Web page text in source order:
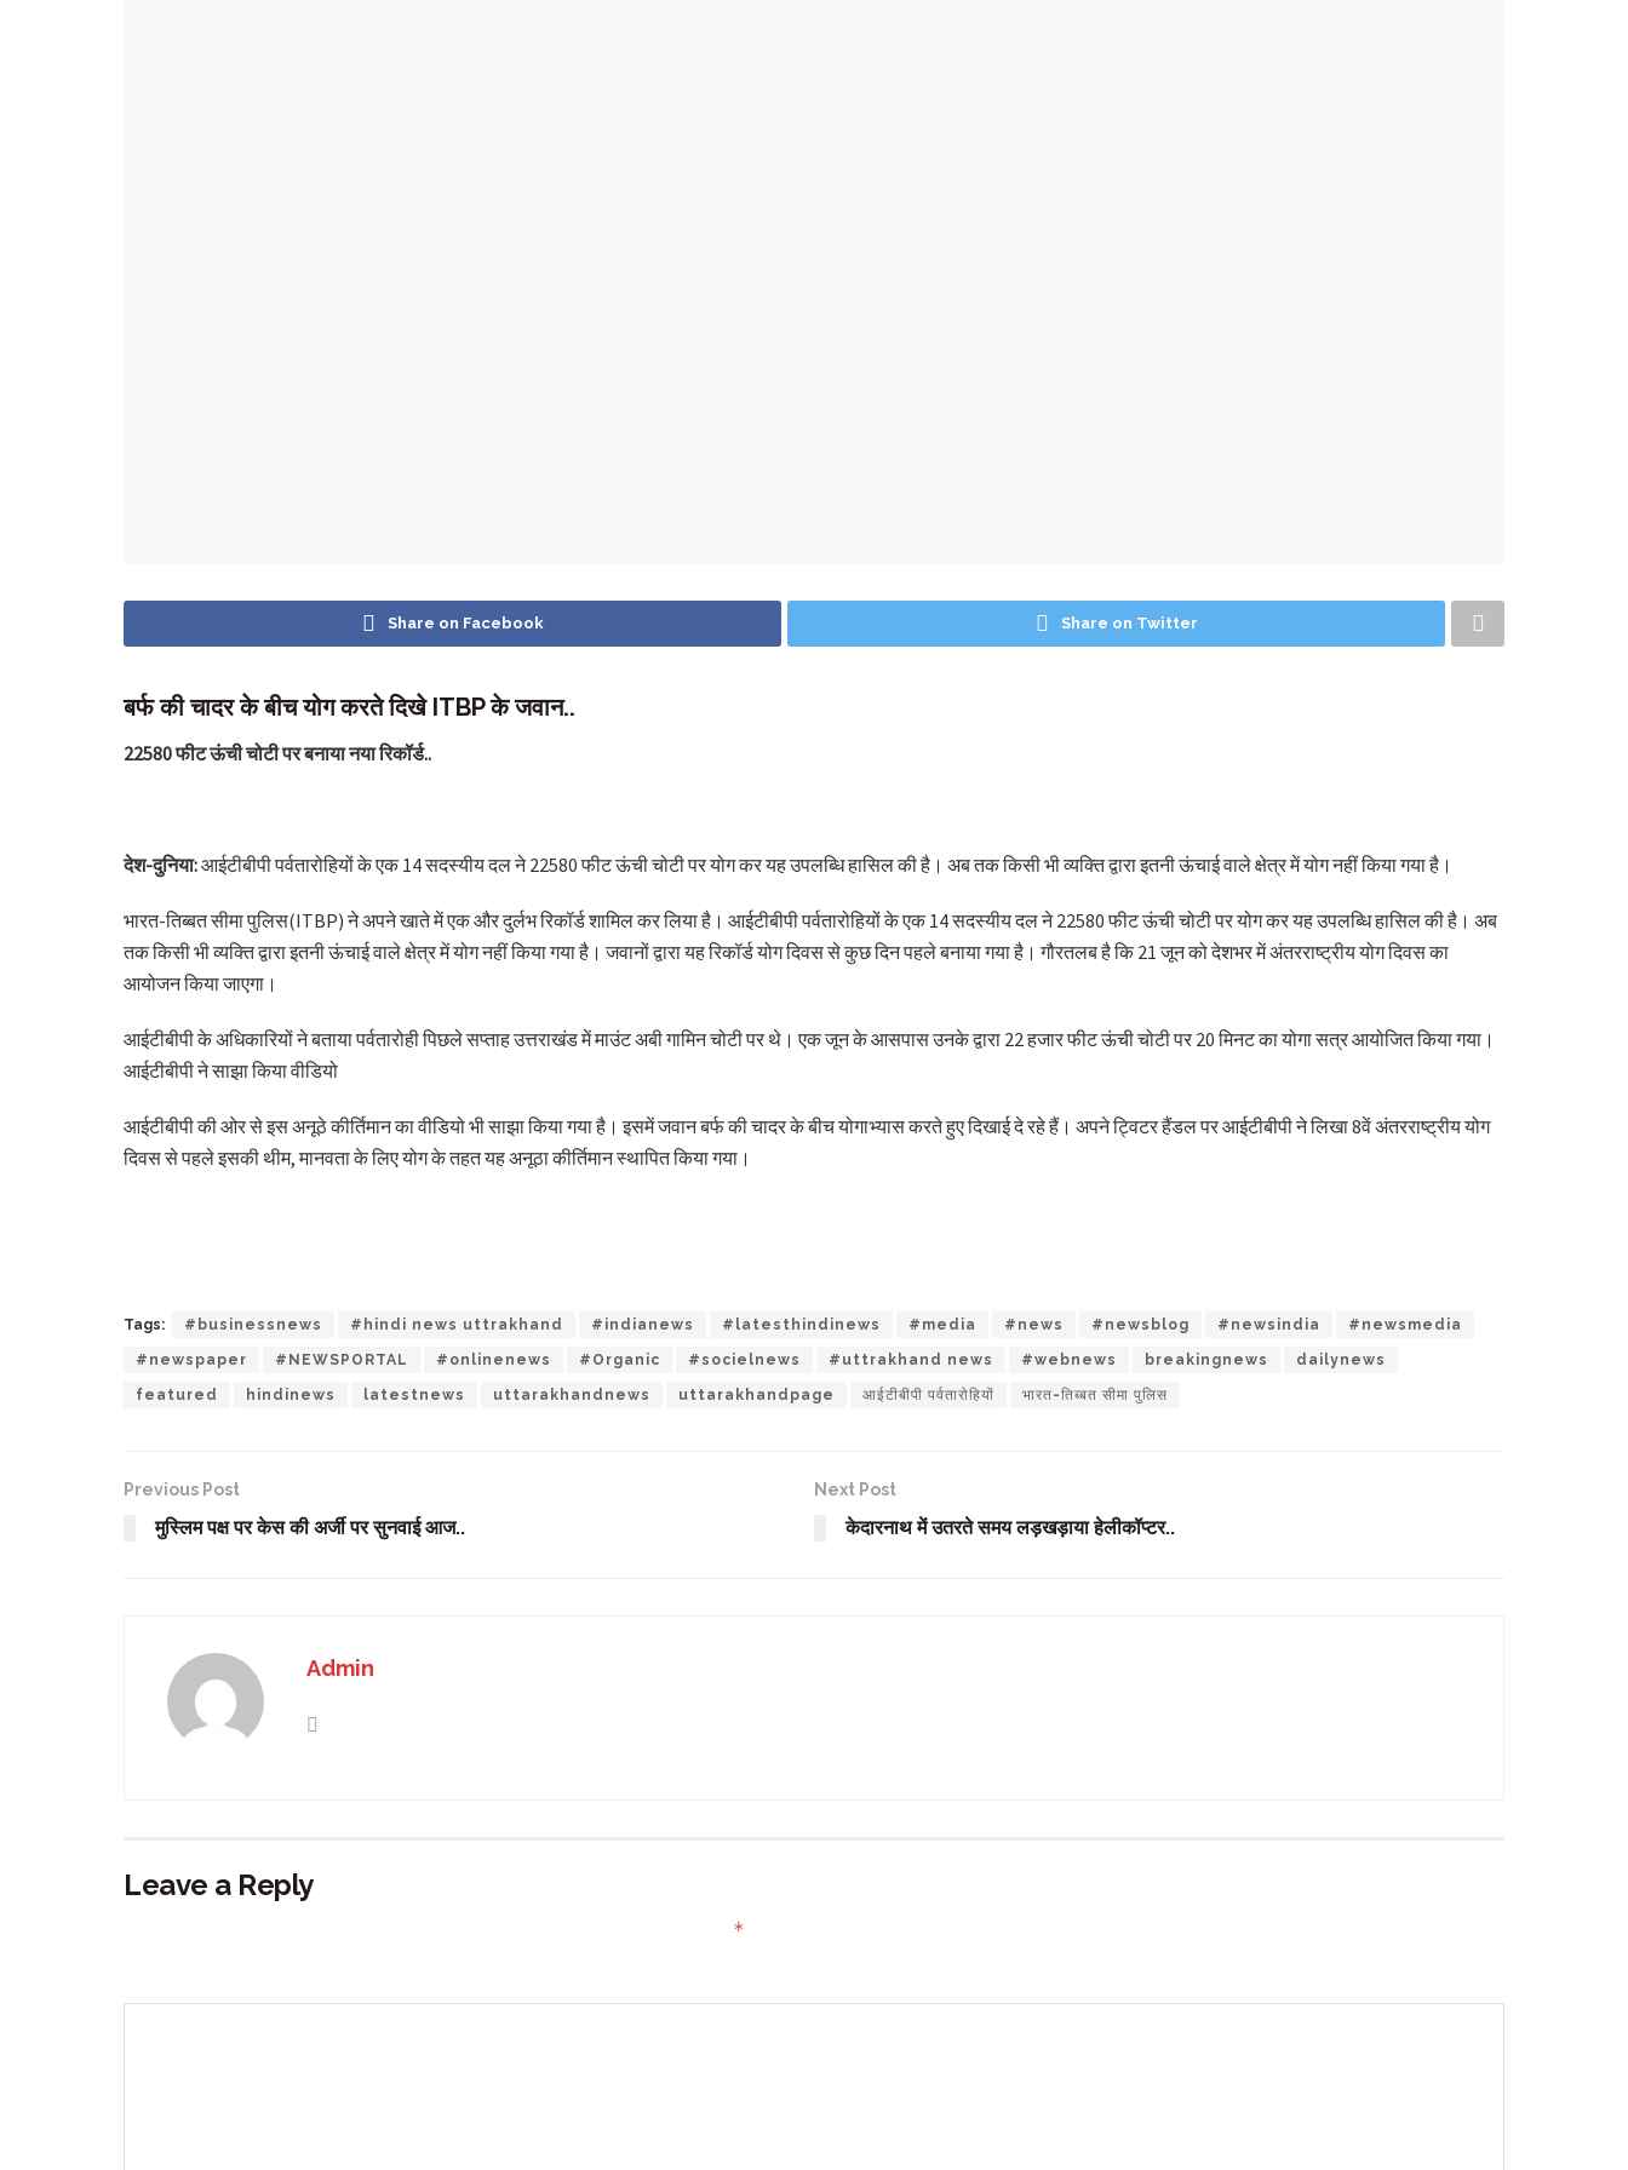
Share on Facebook Share on Twitter
बर्फ की चादर के बीच योग करते दिखे ITBP के जवान..
22580 फीट ऊंची चोटी पर बनाया नया रिकॉर्ड..
देश-दुनिया:आईटीबीपी पर्वतारोहियों के एक 14 सदस्यीय दल ने 22580 फीट ऊंची चोटी पर योग कर यह उपलब्धि हासिल की है। अब तक किसी भी व्यक्ति द्वारा इतनी ऊंचाई वाले क्षेत्र में योग नहीं किया गया है।
भारत-तिब्बत सीमा पुलिस(ITBP) ने अपने खाते में एक और दुर्लभ रिकॉर्ड शामिल कर लिया है। आईटीबीपी पर्वतारोहियों के एक 14 सदस्यीय दल ने 22580 फीट ऊंची चोटी पर योग कर यह उपलब्धि हासिल की है। अब
तक किसी भी व्यक्ति द्वारा इतनी ऊंचाई वाले क्षेत्र में योग नहीं किया गया है। जवानों द्वारा यह रिकॉर्ड योग दिवस से कुछ दिन पहले बनाया गया है। गौरतलब है कि 21 जून को देशभर में अंतरराष्ट्रीय योग दिवस का
आयोजन किया जाएगा।
आईटीबीपी के अधिकारियों ने बताया पर्वतारोही पिछले सप्ताह उत्तराखंड में माउंट अबी गामिन चोटी पर थे। एक जून के आसपास उनके द्वारा 22 हजार फीट ऊंची चोटी पर 20 मिनट का योगा सत्र आयोजित किया गया।
आईटीबीपी ने साझा किया वीडियो
आईटीबीपी की ओर से इस अनूठे कीर्तिमान का वीडियो भी साझा किया गया है। इसमें जवान बर्फ की चादर के बीच योगाभ्यास करते हुए दिखाई दे रहे हैं। अपने ट्विटर हैंडल पर आईटीबीपी ने लिखा 8वें अंतरराष्ट्रीय योग
दिवस से पहले इसकी थीम, मानवता के लिए योग के तहत यह अनूठा कीर्तिमान स्थापित किया गया।
Tags: #businessnews #hindi news uttrakhand #indianews #latesthindinews #media #news #newsblog #newsindia #newsmedia
#newspaper #NEWSPORTAL #onlinenews #Organic #socielnews #uttrakhand news #webnews breakingnews dailynews
featured hindinews latestnews uttarakhandnews uttarakhandpage आईटीबीपी पर्वतारोहियों भारत-तिब्बत सीमा पुलिस
Previous Post
मुस्लिम पक्ष पर केस की अर्जी पर सुनवाई आज..
Next Post
केदारनाथ में उतरते समय लड़खड़ाया हेलीकॉप्टर..
Admin
Leave a Reply
*